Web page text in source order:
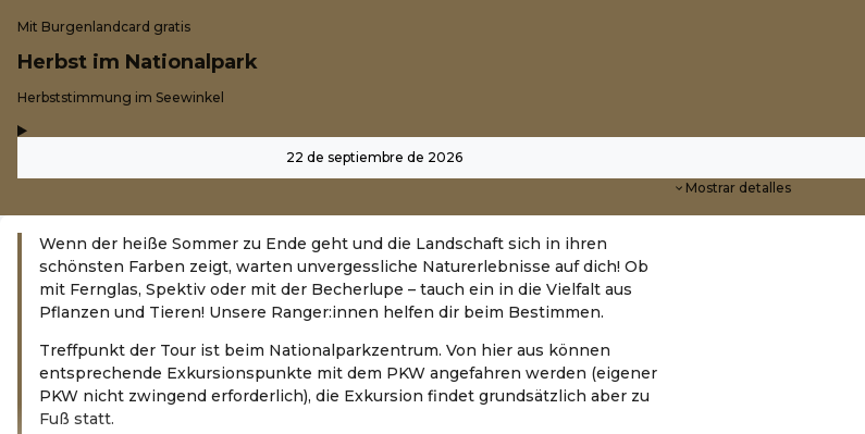
Mit Burgenlandcard gratis
Herbst im Nationalpark
-Herbststimmung im Seewinkel
22 de septiembre de 2026
Mostrar detalles
Wenn der heiße Sommer zu Ende geht und die Landschaft sich in ihren
schönsten Farben zeigt, warten unvergessliche Naturerlebnisse auf dich! Ob
mit Fernglas, Spektiv oder mit der Becherlupe – tauch ein in die Vielfalt aus
Pflanzen und Tieren! Unsere Ranger:innen helfen dir beim Bestimmen.
Treffpunkt der Tour ist beim Nationalparkzentrum. Von hier aus können
entsprechende Exkursionspunkte mit dem PKW angefahren werden (eigener
PKW nicht zwingend erforderlich), die Exkursion findet grundsätzlich aber zu
Fuß statt.